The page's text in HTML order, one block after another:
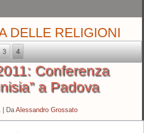
DELLE RELIGIONI
3 4
Conferenza
a Padova
Da Alessandro Grossato